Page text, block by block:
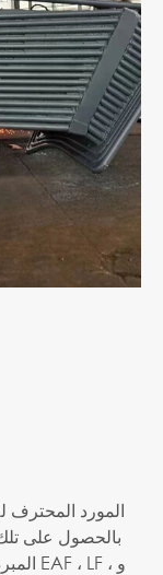
بالحصول على تلك